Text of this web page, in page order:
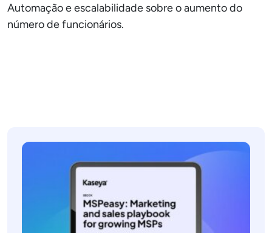
Automação e escalabilidade sobre o aumento do
número de funcionários.